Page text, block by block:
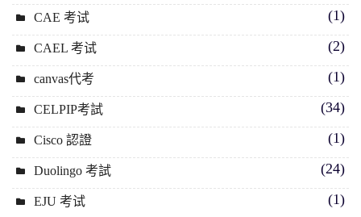
CAE 考试 (1)
CAEL 考试 (2)
canvas代考 (1)
CELPIP考試 (34)
Cisco 認證 (1)
Duolingo 考試 (24)
EJU 考试 (1)